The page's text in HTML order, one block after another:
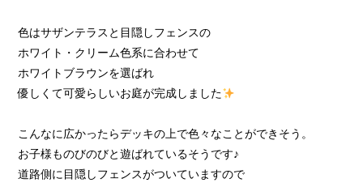
色はサザンテラスと目隠しフェンスの
ホワイト・クリーム色系に合わせて
ホワイトブラウンを選ばれ
優しくて可愛らしいお庭が完成しました
こんなに広かったらデッキの上で色々なことができそう。
お子様ものびのびと遊ばれているそうです♪
道路側に目隠しフェンスがついていますので